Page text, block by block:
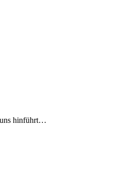
uns hinführt…